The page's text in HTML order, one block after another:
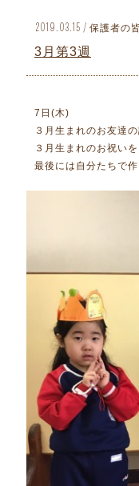
2019.03.15 / 保護者の
3月第3週
7日(木)
３月生まれのお友達
３月生まれのお祝い
最後には自分たちで